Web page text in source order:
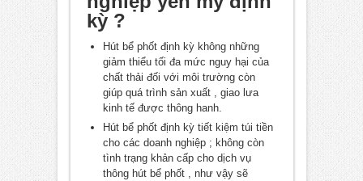
kỳ ?
Hút bể phốt định kỳ không những
giảm thiểu tối đa mức nguy hại của
chất thải đối với môi trường còn
giúp quá trình sản xuất , giao lưa
kinh tế được thông hanh.
Hút bể phốt định kỳ tiết kiệm túi tiền
cho các doanh nghiệp ; không còn
tình trạng khản cấp cho dịch vụ
thông hút bể phốt , như vậy sẽ